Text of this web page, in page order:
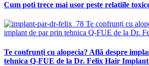
Cum poti trece mai usor peste relatiile
Te confrunți cu
implant de par prin tehnica Q-FUE de la Dr.
Te confrunți cu alopecia? Află despre
tehnica Q-FUE de la Dr. Felix Hair